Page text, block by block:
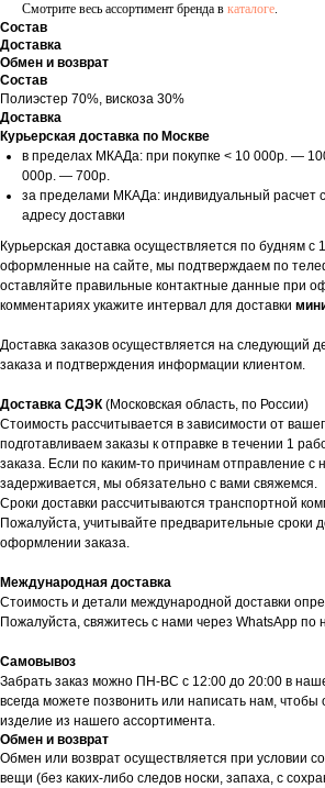
Смотрите весь ассортимент бренда в каталоге.
Состав
Доставка
Обмен и возврат
Состав
Полиэстер 70%, вискоза 30%
Доставка
Курьерская доставка по Москве
в пределах МКАДа: при покупке < 10 000р. —
000р. — 700р.
за пределами МКАДа: индивидуальный расчет
адресу доставки
Курьерская доставка осуществляется по будням с
оформленные на сайте, мы подтверждаем по
оставляйте правильные контактные данные при
комментариях укажите интервал для доставки
Доставка заказов осуществляется на следующий
заказа и подтверждения информации клиентом.
Доставка СДЭК(Московская область, по России)
Стоимость рассчитывается в зависимости от
подготавливаем заказы к отправке в течении 1
заказа. Если по каким-то причинам отправление с
задерживается, мы обязательно с вами свяжемся.
Сроки доставки рассчитываются транспортной
Пожалуйста, учитывайте предварительные сроки
оформлении заказа.
Международная доставка
Стоимость и детали международной доставки
Пожалуйста, свяжитесь с нами через WhatsApp по
Самовывоз
Забрать заказ можно ПН-ВС с 12:00 до 20:00 в
всегда можете позвонить или написать нам,
изделие из нашего ассортимента.
Обмен и возврат
Обмен или возврат осуществляется при условии
вещи (без каких-либо следов носки, запаха, с